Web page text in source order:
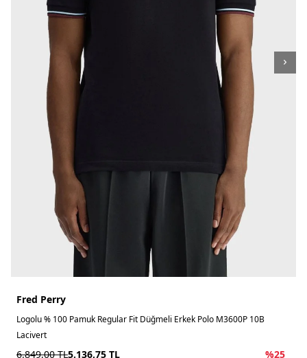
Fred Perry
Logolu % 100 Pamuk Regular Fit Düğmeli Erkek Polo M3600P 10B
Lacivert
6.849,00TL5.136,75 TL %25